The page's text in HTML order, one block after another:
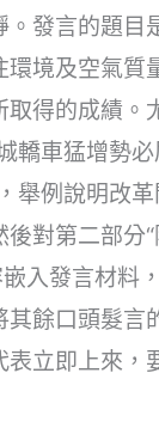
。發言的題目
環境及空氣質
取得的成績。
轎車猛增勢
舉例說明改
對第二部分
嵌入發言材
其餘口頭髮
表立即上來，